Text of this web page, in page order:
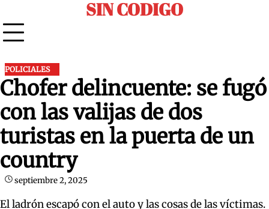
to
content
SIN CODIGO
POLICIALES
Chofer delincuente: se fugó
con las valijas de dos
turistas en la puerta de un
country
septiembre 2, 2025
El ladrón escapó con el auto y las cosas de las víctimas.